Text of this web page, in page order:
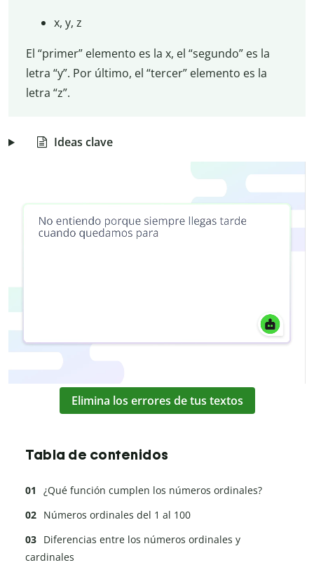
x, y, z
El “primer” elemento es la x, el “segundo” es la
letra “y”. Por último, el “tercer” elemento es la
letra “z”.
Ideas clave
Elimina los errores de tus textos
Tabla de contenidos
¿Qué función cumplen los números ordinales?
Números ordinales del 1 al 100
Diferencias entre los números ordinales y
cardinales